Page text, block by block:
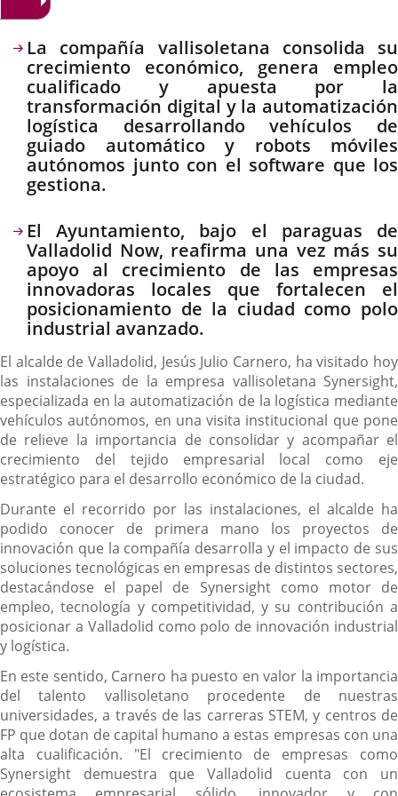
Descripción
La compañía vallisoletana consolida su
crecimiento económico, genera empleo
cualificado y apuesta por la
transformación digital y la automatización
logística desarrollando vehículos de
guiado automático y robots móviles
autónomos junto con el software que los
gestiona.
El Ayuntamiento, bajo el paraguas de
Valladolid Now, reafirma una vez más su
apoyo al crecimiento de las empresas
innovadoras locales que fortalecen el
posicionamiento de la ciudad como polo
industrial avanzado.
El alcalde de Valladolid, Jesús Julio Carnero, ha visitado hoy
las instalaciones de la empresa vallisoletana Synersight,
especializada en la automatización de la logística mediante
vehículos autónomos, en una visita institucional que pone
de relieve la importancia de consolidar y acompañar el
crecimiento del tejido empresarial local como eje
estratégico para el desarrollo económico de la ciudad.
Durante el recorrido por las instalaciones, el alcalde ha
podido conocer de primera mano los proyectos de
innovación que la compañía desarrolla y el impacto de sus
soluciones tecnológicas en empresas de distintos sectores,
destacándose el papel de Synersight como motor de
empleo, tecnología y competitividad, y su contribución a
posicionar a Valladolid como polo de innovación industrial
y logística.
En este sentido, Carnero ha puesto en valor la importancia
del talento vallisoletano procedente de nuestras
universidades, a través de las carreras STEM, y centros de
FP que dotan de capital humano a estas empresas con una
alta cualificación. "El crecimiento de empresas como
Synersight demuestra que Valladolid cuenta con un